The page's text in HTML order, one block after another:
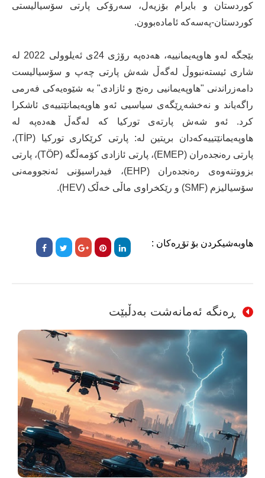
کوردستان و بایرام بۆزیەل، سەرۆکی پارتی سۆسیالیستی
کوردستان-پەسەکە ئامادەبوون.
بێجگە لەو هاوپەیمانییە، هەدەپە رۆژی 24ی ئەیلوولی 2022 لە
شاری ئیستەنبووڵ لەگەڵ شەش پارتی چەپ و سۆسیالیست
دامەزراندنی "هاوپەیمانیی رەنج و ئازادی" بە شێوەیەکی فەرمی
راگەیاند و نەخشەڕێگەی سیاسیی ئەو هاوپەیمانێتییەی ئاشکرا
کرد. ئەو شەش پارتەی تورکیا کە لەگەڵ هەدەپە لە
هاوپەیمانێتییەکەدان بریتین لە: پارتی کرێکاری تورکیا (TİP)،
پارتی رەنجدەران (EMEP)، پارتی ئازادی کۆمەڵگە (TÖP)، پارتی
بزووتنەوەی رەنجدەران (EHP)، فیدراسیۆنی ئەنجوومەنی
سۆسیالیزم (SMF) و رێکخراوی ماڵی خەڵک (HEV).
هاوبەشیکردن بۆ تۆڕەکان :
ڕەنگە ئەمانەشت بەدڵبێت